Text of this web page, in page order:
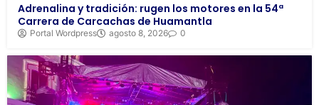
Adrenalina y tradición: rugen los motores en la 54ª
Carrera de Carcachas de Huamantla
Portal Wordpress agosto 8, 2026 0